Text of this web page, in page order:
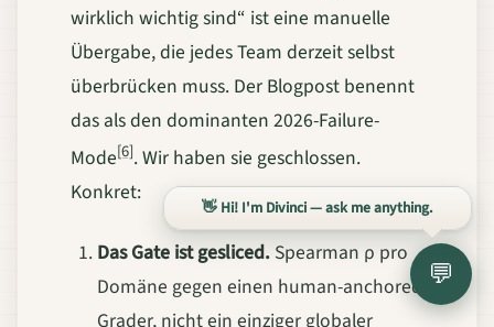
wirklich wichtig sind“ ist eine manuelle
Übergabe, die jedes Team derzeit selbst
überbrücken muss. Der Blogpost benennt
das als den dominanten 2026-Failure-
Mode[6]. Wir haben sie geschlossen.
Konkret:
Das Gate ist gesliced. Spearman ρ pro
Domäne gegen einen human-anchored
Grader, nicht ein einziger globaler
💬
👋 Hi! I'm Divinci — ask me anything.